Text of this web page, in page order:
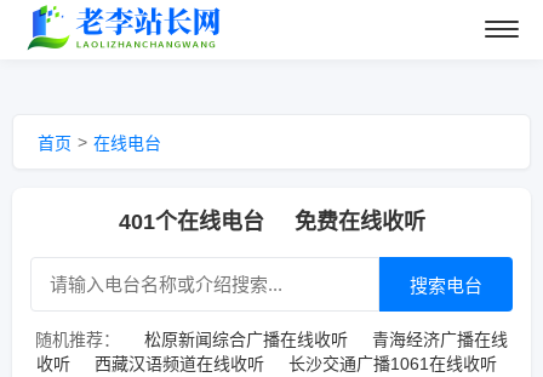
首页 > 在线电台
401个在线电台 免费在线收听
搜索电台
随机推荐： 松原新闻综合广播在线收听
青海经济广播在线
收听
西藏汉语频道在线收听
长沙交通广播1061在线收听